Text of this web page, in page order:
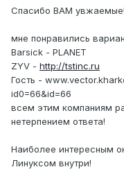
Спасибо ВАМ увжаемые!
мне понравились
Barsick - PLANET
ZYV - http://tstinc.ru
Гость -
id0=66&id=66
всем этим компаниям
нетерпением ответа!
Наиболее интересным
Линуксом внутри!